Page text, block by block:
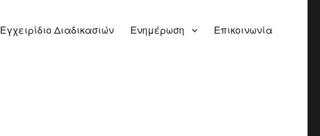
Εγχειρίδιο Διαδικασιών Ενημέρωση Επικοινωνία